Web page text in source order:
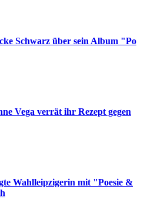
Schwarz über sein Album "Po
Vega verrät ihr Rezept gegen
Wahlleipzigerin mit "Poesie &